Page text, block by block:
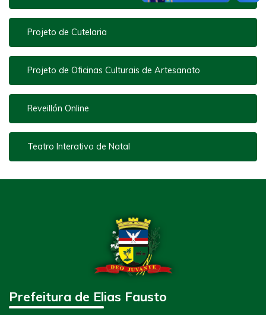
Projeto de Cutelaria
Projeto de Oficinas Culturais de Artesanato
Reveillón Online
Teatro Interativo de Natal
Prefeitura de Elias Fausto